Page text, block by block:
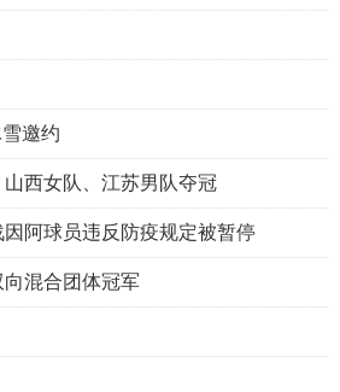
邀约
西女队、江苏男队夺冠
阿球员违反防疫规定被暂停
混合团体冠军